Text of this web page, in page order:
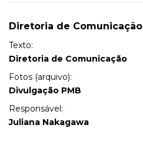
Diretoria de Comunicação
Texto:
Diretoria de Comunicação
Fotos (arquivo):
Divulgação PMB
Responsável:
Juliana Nakagawa